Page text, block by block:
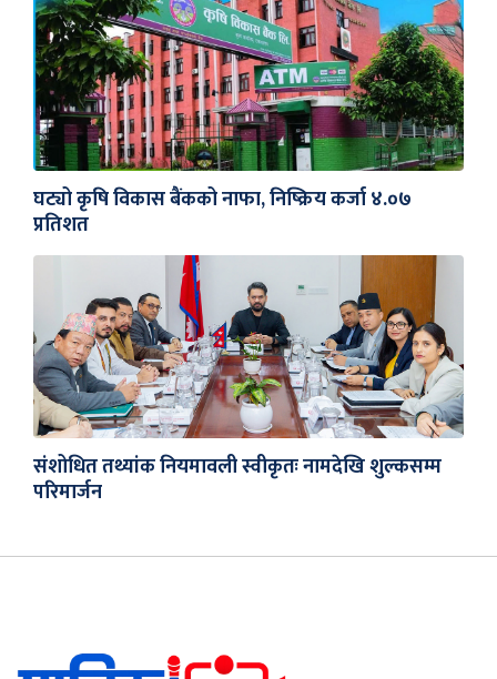
घट्यो कृषि विकास बैंकको नाफा, निष्क्रिय कर्जा ४.०७
प्रतिशत
संशोधित तथ्यांक नियमावली स्वीकृतः नामदेखि शुल्कसम्म
परिमार्जन